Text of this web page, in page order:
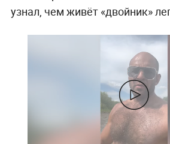
узнал, чем живёт «двойник»